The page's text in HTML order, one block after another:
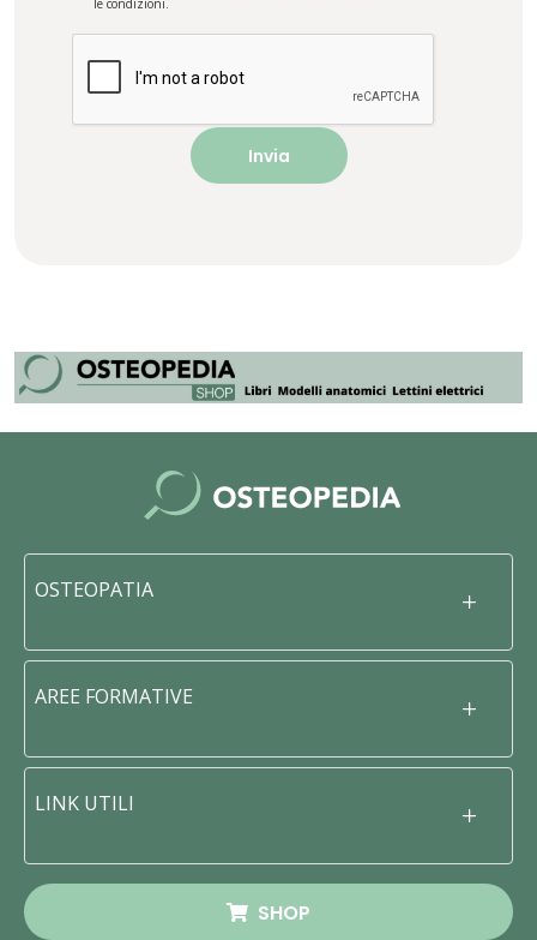
le condizioni.
OSTEOPATIA
AREE FORMATIVE
LINK UTILI
SHOP